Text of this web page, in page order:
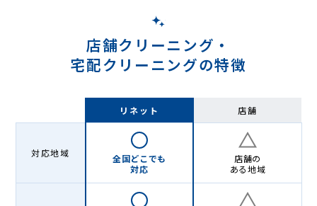
店舗クリーニング・
宅配クリーニングの特徴
リネット 店舗
対応地域
全国どこでも
対応
店舗の
ある地域